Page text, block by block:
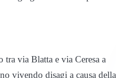
via Blatta e via Ceresa a
vivendo disagi a causa della